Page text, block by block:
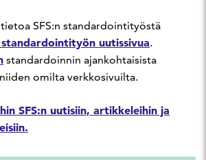
SFS:n standardointityöstä
standardointityön uutissivua.
standardoinnin ajankohtaisista
omilta verkkosivuilta.
SFS:n uutisiin, artikkeleihin ja